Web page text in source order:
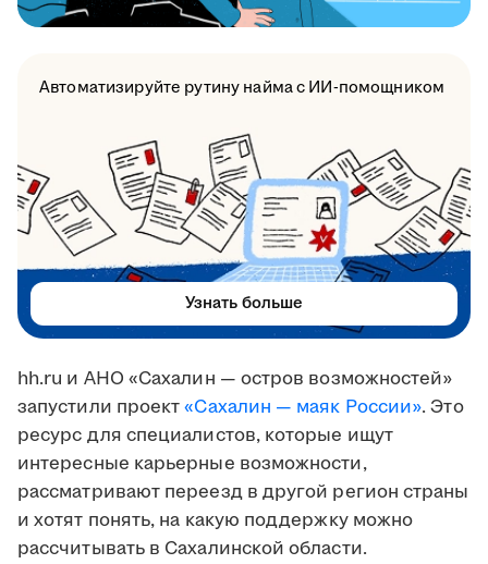
hh.ru и АНО «Сахалин — остров возможностей»
запустили проект«Сахалин — маяк России». Это
ресурс для специалистов, которые ищут
интересные карьерные возможности,
рассматривают переезд в другой регион страны
и хотят понять, на какую поддержку можно
рассчитывать в Сахалинской области.
Автоматизируйте рутину найма с ИИ-помощником
Узнать больше